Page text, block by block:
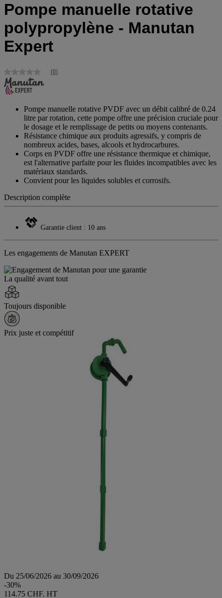
Pompe manuelle rotative
polypropylène - Manutan
Expert
Aucune
valeur
de
Lien
page.
(0)
Pompe manuelle rotative PVDF avec un débit calibré de 0.24
litre par rotation, cette pompe offre une précision cruciale pour
le dosage et le remplissage de petits ou moyens contenants.
Résistance chimique aux produits agressifs, y compris de
nombreux acides, bases, alcools et hydrocarbures.
Corps en PVDF offre une résistance thermique et chimique,
est l'alternative parfaite pour les fluides incompatibles avec les
matériaux standards.
Convient pour les liquides solubles et corrosifs.
Description complète
Garantie client : 10 ans
Les engagements de Manutan EXPERT
La qualité avant tout
Toujours disponible
Prix juste et compétitif
Du 25/06/2026 au 30/09/2026
-30%
114.75 CHF. HT